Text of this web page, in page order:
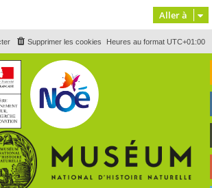
c
h
e
Aller à
Heures au format UTC+01:00
Supprimer les cookies